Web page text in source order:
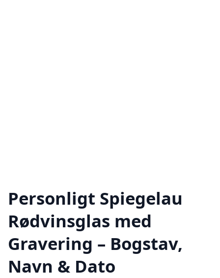
Personligt Spiegelau
Rødvinsglas med
Gravering – Bogstav,
Navn & Dato